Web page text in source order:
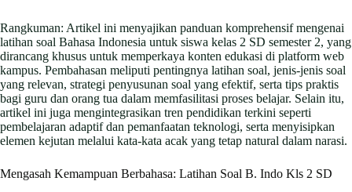
Rangkuman: Artikel ini menyajikan panduan komprehensif mengenai
latihan soal Bahasa Indonesia untuk siswa kelas 2 SD semester 2, yang
dirancang khusus untuk memperkaya konten edukasi di platform web
kampus. Pembahasan meliputi pentingnya latihan soal, jenis-jenis soal
yang relevan, strategi penyusunan soal yang efektif, serta tips praktis
bagi guru dan orang tua dalam memfasilitasi proses belajar. Selain itu,
artikel ini juga mengintegrasikan tren pendidikan terkini seperti
pembelajaran adaptif dan pemanfaatan teknologi, serta menyisipkan
elemen kejutan melalui kata-kata acak yang tetap natural dalam narasi.
Mengasah Kemampuan Berbahasa: Latihan Soal B. Indo Kls 2 SD